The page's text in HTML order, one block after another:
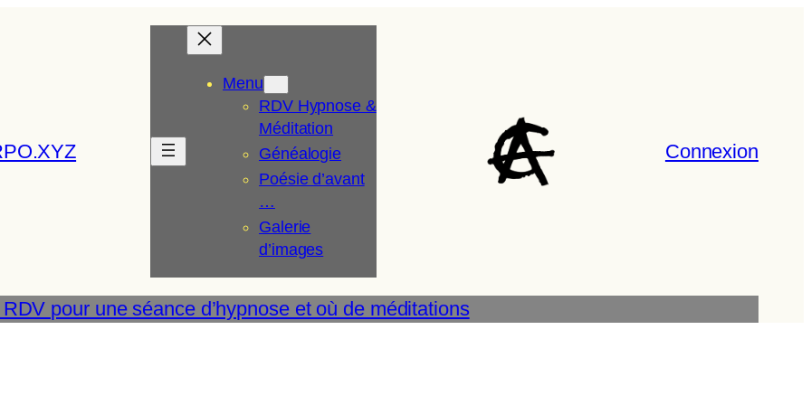
Menu
RDV Hypnose &
Méditation
Généalogie
Poésie d’avant
…
Galerie
d’images
Connexion
pour une séance d’hypnose et où de méditations